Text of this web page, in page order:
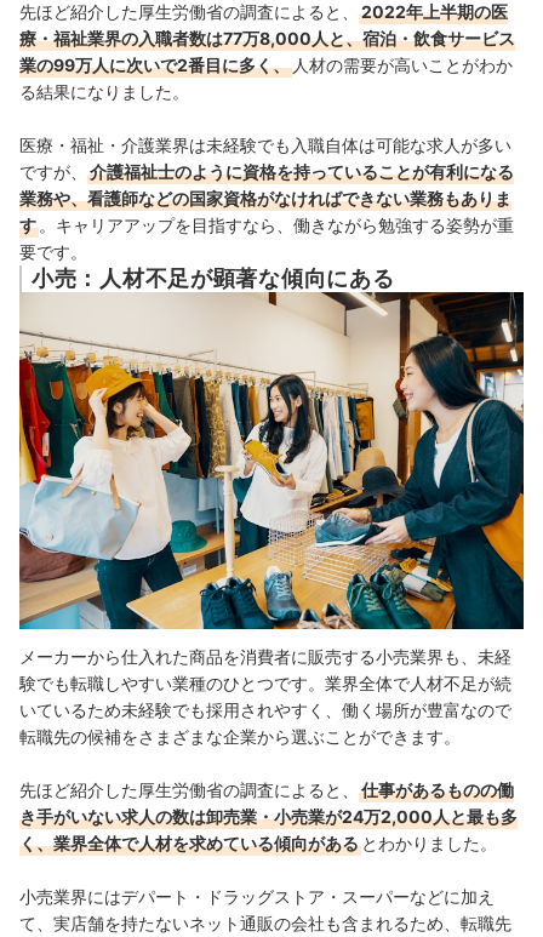
先ほど紹介した厚生労働省の調査によると、
2022年上半期の医
療・福祉業界の入職者数は77万8,000人と、宿泊・飲食サービス
業の99万人に次いで2番目に多く、 人材の需要が高いことがわか
る結果になりました。
医療・福祉・介護業界は未経験でも入職自体は可能な求人が多い
ですが、
介護福祉士のように資格を持っていることが有利になる
業務や、看護師などの国家資格がなければできない業務もありま
す 。キャリアアップを目指すなら、働きながら勉強する姿勢が重
要です。
小売：人材不足が顕著な傾向にある
メーカーから仕入れた商品を消費者に販売する小売業界も、未経
験でも転職しやすい業種のひとつです。業界全体で人材不足が続
いているため未経験でも採用されやすく、働く場所が豊富なので
転職先の候補をさまざまな企業から選ぶことができます。
先ほど紹介した厚生労働省の調査によると、
仕事があるものの働
き手がいない求人の数は卸売業・小売業が24万2,000人と最も多
く、業界全体で人材を求めている傾向がある とわかりました。
小売業界にはデパート・ドラッグストア・スーパーなどに加え
て、実店舗を持たないネット通販の会社も含まれるため、転職先